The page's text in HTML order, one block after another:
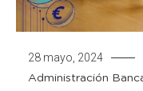
28 mayo, 2024
Administración